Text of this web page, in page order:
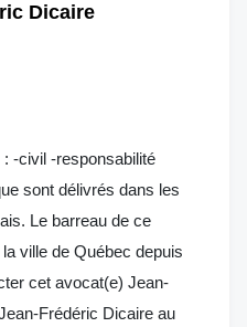
Dicaire
-civil -responsabilité
sont délivrés dans les
Le barreau de ce
ville de Québec depuis
cet avocat(e) Jean-
Frédéric Dicaire au